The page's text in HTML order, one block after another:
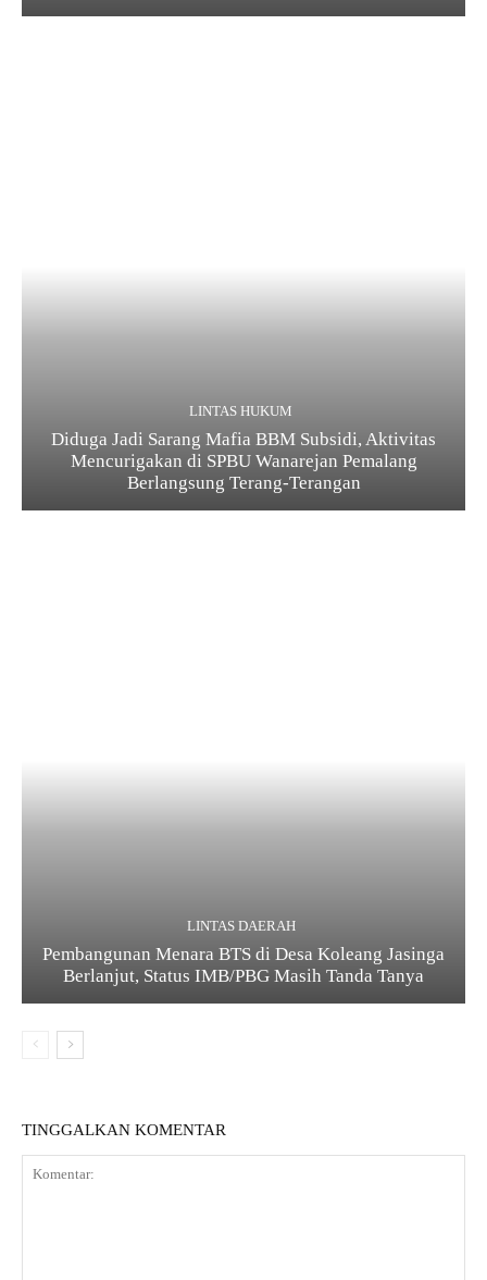
LINTAS HUKUM
Diduga Jadi Sarang Mafia BBM Subsidi, Aktivitas
Mencurigakan di SPBU Wanarejan Pemalang
Berlangsung Terang-Terangan
LINTAS DAERAH
Pembangunan Menara BTS di Desa Koleang Jasinga
Berlanjut, Status IMB/PBG Masih Tanda Tanya
TINGGALKAN KOMENTAR